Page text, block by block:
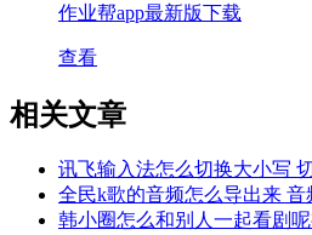
作业帮app最新版下载
查看
相关文章
讯飞输入法怎么切换大小写
全民k歌的音频怎么导出来
韩小圈怎么和别人一起看剧